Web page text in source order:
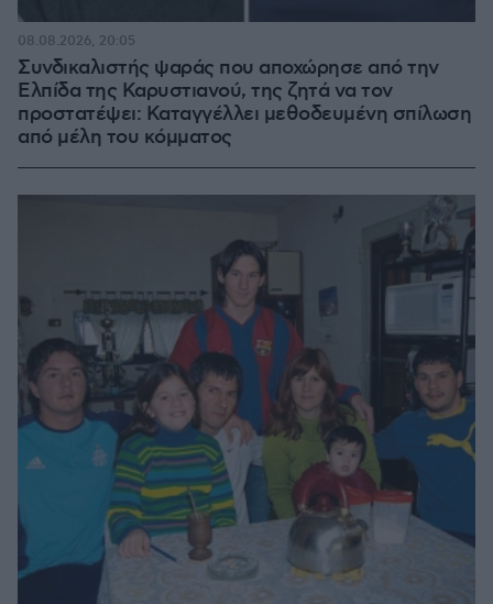
Συνδικαλιστής ψαράς που αποχώρησε από την
Ελπίδα της Καρυστιανού, της ζητά να τον
προστατέψει: Καταγγέλλει μεθοδευμένη σπίλωση
από μέλη του κόμματος
08.08.2026, 20:05